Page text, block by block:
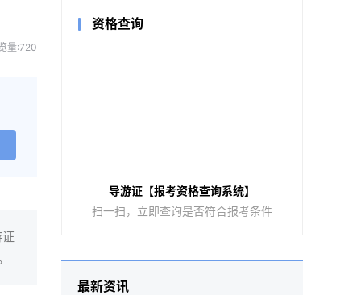
量:720
资格查询
导游证【报考资格查询系统】
扫一扫，立即查询是否符合报考条件
最新资讯